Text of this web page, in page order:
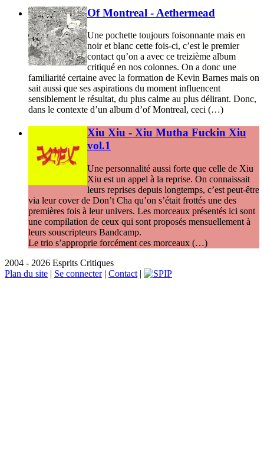
Of Montreal - Aethermead
Une pochette toujours foisonnante mais en
noir et blanc cette fois-ci, c’est le premier
contact qu’on a avec ce treizième album
critiqué en nos colonnes. On a donc une
familiarité certaine avec la formation de Kevin Barnes mais on
sait aussi que ses aspirations du moment influencent
sensiblement le résultat, du plus calme au plus délirant. Donc,
dans le contexte d’un album d’of Montreal, ceci (…)
Xiu Xiu - Xiu Mutha Fuckin Xiu
vol.1
Une personnalité aussi forte que celle de Xiu
Xiu est un appel à la reprise. On connaissait
leurs reprises depuis longtemps, c’est peut-être
via leur cover de Don’t Cha qu’on s’était frottés une des
premières fois à leur univers. Les morceaux présentés ici sont
une compilation de ceux qui sont proposés mensuellement à
leurs souscripteurs Bandcamp.
Le trio s’approprie forcément ces morceaux (…)
2004 - 2026 Esprits Critiques
Plan du site | Se connecter| Contact |